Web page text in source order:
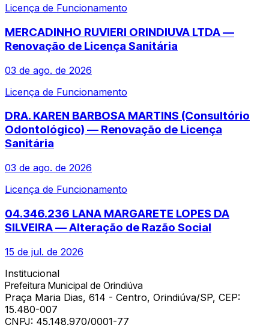
Licença de Funcionamento
MERCADINHO RUVIERI ORINDIUVA LTDA —
Renovação de Licença Sanitária
03 de ago. de 2026
Licença de Funcionamento
DRA. KAREN BARBOSA MARTINS (Consultório
Odontológico) — Renovação de Licença
Sanitária
03 de ago. de 2026
Licença de Funcionamento
04.346.236 LANA MARGARETE LOPES DA
SILVEIRA — Alteração de Razão Social
15 de jul. de 2026
Institucional
Prefeitura Municipal de Orindiúva
Praça Maria Dias, 614 - Centro, Orindiúva/SP, CEP:
15.480-007
CNPJ: 45.148.970/0001-77